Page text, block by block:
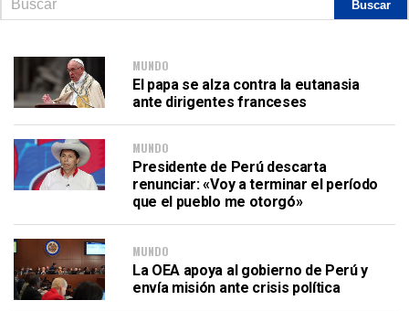
MUNDO
El papa se alza contra la eutanasia
ante dirigentes franceses
MUNDO
Presidente de Perú descarta
renunciar: «Voy a terminar el período
que el pueblo me otorgó»
MUNDO
La OEA apoya al gobierno de Perú y
envía misión ante crisis política